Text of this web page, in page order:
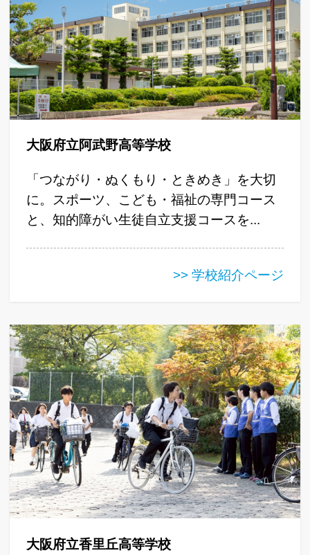
大阪府立阿武野高等学校
「つながり・ぬくもり・ときめき」を大切
に。スポーツ、こども・福祉の専門コース
と、知的障がい生徒自立支援コースを...
>> 学校紹介ページ
大阪府立香里丘高等学校